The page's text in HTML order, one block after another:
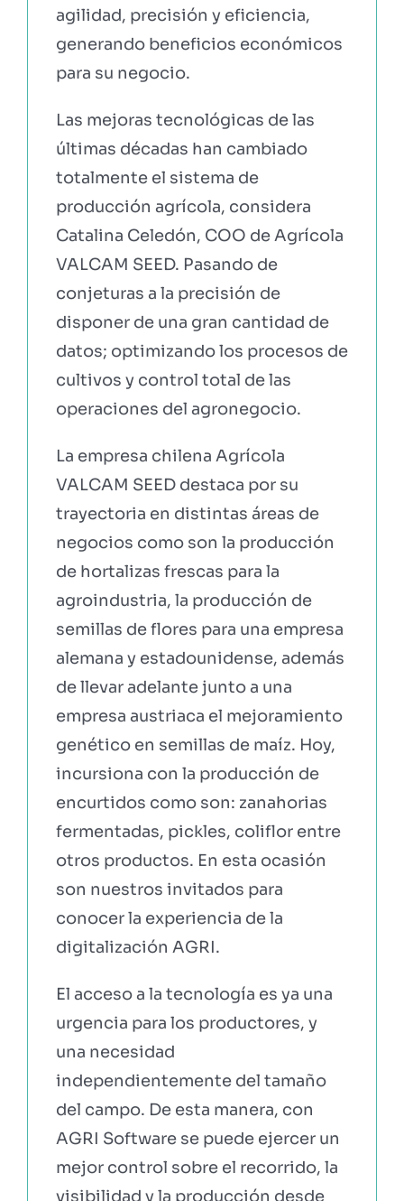
agilidad, precisión y eficiencia,
generando beneficios económicos
para su negocio.
Las mejoras tecnológicas de las
últimas décadas han cambiado
totalmente el sistema de
producción agrícola, considera
Catalina Celedón, COO de Agrícola
VALCAM SEED. Pasando de
conjeturas a la precisión de
disponer de una gran cantidad de
datos; optimizando los procesos de
cultivos y control total de las
operaciones del agronegocio.
La empresa chilena Agrícola
VALCAM SEED destaca por su
trayectoria en distintas áreas de
negocios como son la producción
de hortalizas frescas para la
agroindustria, la producción de
semillas de flores para una empresa
alemana y estadounidense, además
de llevar adelante junto a una
empresa austriaca el mejoramiento
genético en semillas de maíz. Hoy,
incursiona con la producción de
encurtidos como son: zanahorias
fermentadas, pickles, coliflor entre
otros productos. En esta ocasión
son nuestros invitados para
conocer la experiencia de la
digitalización AGRI.
El acceso a la tecnología es ya una
urgencia para los productores, y
una necesidad
independientemente del tamaño
del campo. De esta manera, con
AGRI Software se puede ejercer un
mejor control sobre el recorrido, la
visibilidad y la producción desde